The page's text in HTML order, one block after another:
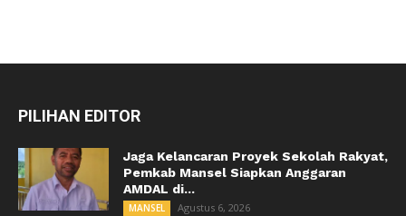
PILIHAN EDITOR
Jaga Kelancaran Proyek Sekolah Rakyat,
Pemkab Mansel Siapkan Anggaran
AMDAL di...
MANSEL Agustus 6, 2026